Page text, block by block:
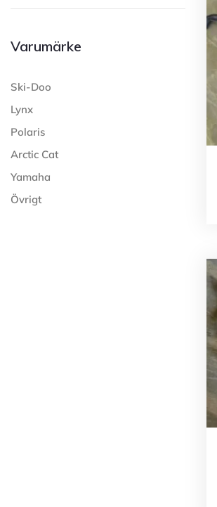
Varumärke
Ski-Doo
Lynx
Polaris
Arctic Cat
Yamaha
Övrigt